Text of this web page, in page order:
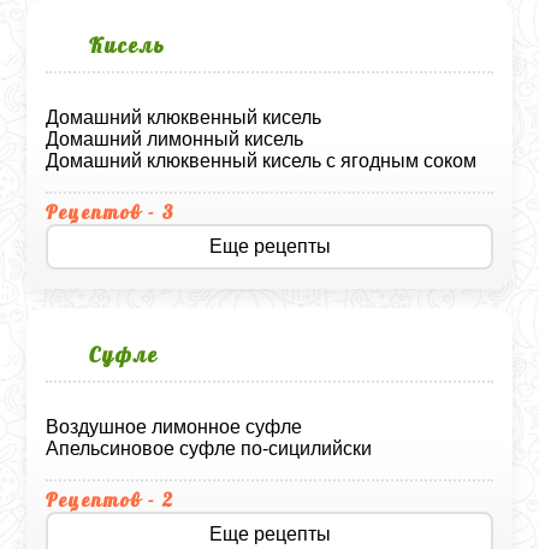
Кисель
Домашний клюквенный кисель
Домашний лимонный кисель
Домашний клюквенный кисель с ягодным соком
Рецептов - 3
Еще рецепты
Суфле
Воздушное лимонное суфле
Апельсиновое суфле по-сицилийски
Рецептов - 2
Еще рецепты